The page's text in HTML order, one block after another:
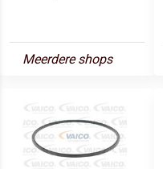
Meerdere shops